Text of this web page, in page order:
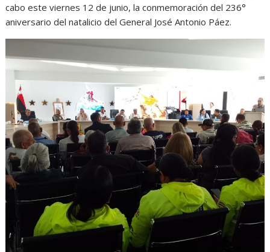
cabo este viernes 12 de junio, la conmemoración del 236°
aniversario del natalicio del General José Antonio Páez.